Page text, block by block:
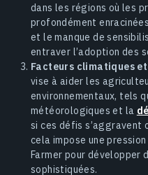
dans les régions où les
profondément
et le manque de
entraver l’adoption des
Facteurs climatiques
vise à aider les
environnementaux, tels
météorologiques et la
si ces défis s’aggravent
cela impose une
Farmer pour développer
sophistiquées.